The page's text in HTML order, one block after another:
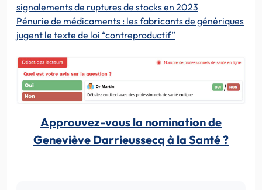
signalements de ruptures de stocks en 2023
Pénurie de médicaments : les fabricants de génériques
jugent le texte de loi “contreproductif”
Approuvez-vous la nomination de
Geneviève Darrieussecq à la Santé ?